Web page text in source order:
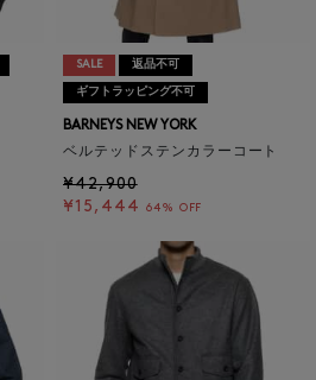
SALE 返品不可
ギフトラッピング不可
BARNEYS NEW YORK
ベルテッドステンカラーコート
¥42,900
¥15,444
64% OFF